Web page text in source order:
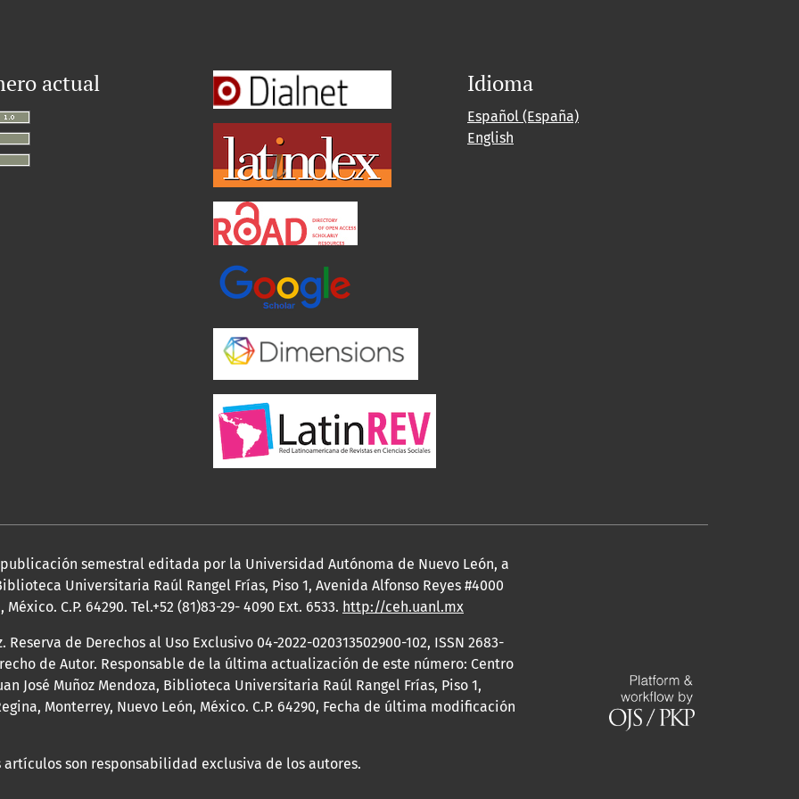
actual Idioma
Español (España)
English
semestral editada por la Universidad Autónoma de Nuevo León, a
Universitaria Raúl Rangel Frías, Piso 1, Avenida Alfonso Reyes #4000
C.P. 64290. Tel.+52 (81)83-29- 4090 Ext. 6533. http://ceh.uanl.mx
de Derechos al Uso Exclusivo 04-2022-020313502900-102, ISSN 2683-
de Autor. Responsable de la última actualización de este número: Centro
José Muñoz Mendoza, Biblioteca Universitaria Raúl Rangel Frías, Piso 1,
Monterrey, Nuevo León, México. C.P. 64290, Fecha de última modificación
son responsabilidad exclusiva de los autores.